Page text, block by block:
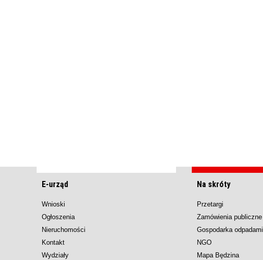
E-urząd
Wnioski
Ogłoszenia
Nieruchomości
Kontakt
Wydziały
Na skróty
Przetargi
Zamówienia publiczne
Gospodarka odpadami
NGO
Mapa Będzina